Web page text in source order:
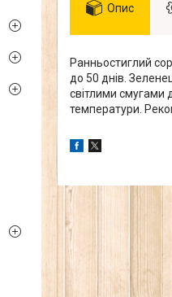
Опис
Ранньостиглий
до 50 днів.
світлими смугами
температури.